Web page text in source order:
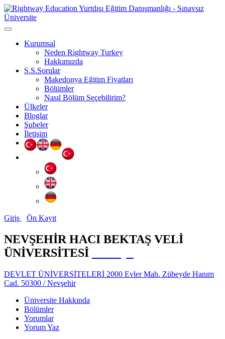
Kurumsal
Neden Rightway Turkey
Hakkımızda
S.S.Sorular
Makedonya Eğitim Fiyatları
Bölümler
Nasıl Bölüm Seçebilirim?
Ülkeler
Bloglar
Şubeler
İletişim
Giriş Ön Kayıt
NEVŞEHİR HACI BEKTAŞ VELİ
ÜNİVERSİTESİ
DEVLET ÜNİVERSİTELERİ 2000 Evler Mah. Zübeyde Hanım
Cad. 50300 / Nevşehir
Üniversite Hakkında
Bölümler
Yorumlar
Yorum Yaz